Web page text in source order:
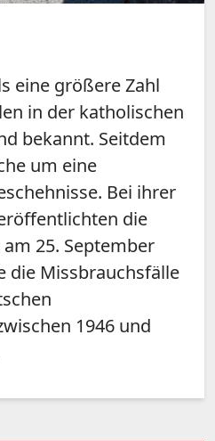
eine größere Zahl
in der katholischen
bekannt. Seitdem
um eine
Bei ihrer
die
25. September
die Missbrauchsfälle
1946 und